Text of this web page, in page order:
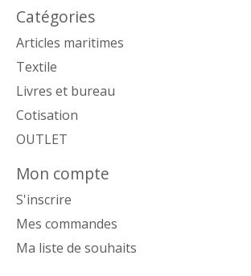
Catégories
Articles maritimes
Textile
Livres et bureau
Cotisation
OUTLET
Mon compte
S'inscrire
Mes commandes
Ma liste de souhaits